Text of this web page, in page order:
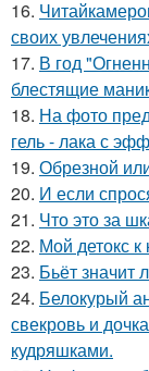
16.
своих
17. В год
блестящие
18. На фото
гель - лака с
19. Обрезной
20. И если
21. Что это за
22. Мой детокс
23. Бьёт значит
24. Белокурый
свекровь и
кудряшками.